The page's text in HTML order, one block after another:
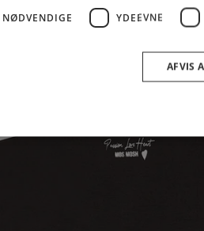
NØDVENDIGE YDEEVNE
AFVIS